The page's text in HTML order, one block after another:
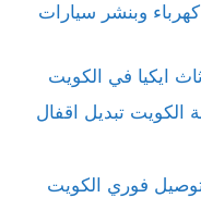
وبنشر سيارات
ايكيا في الكويت
الكويت تبديل اقفال
فوري الكويت